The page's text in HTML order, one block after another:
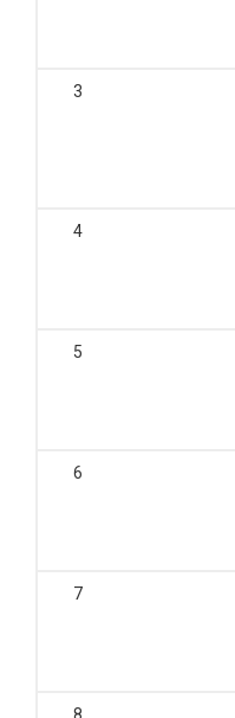
3
4
5
6
7